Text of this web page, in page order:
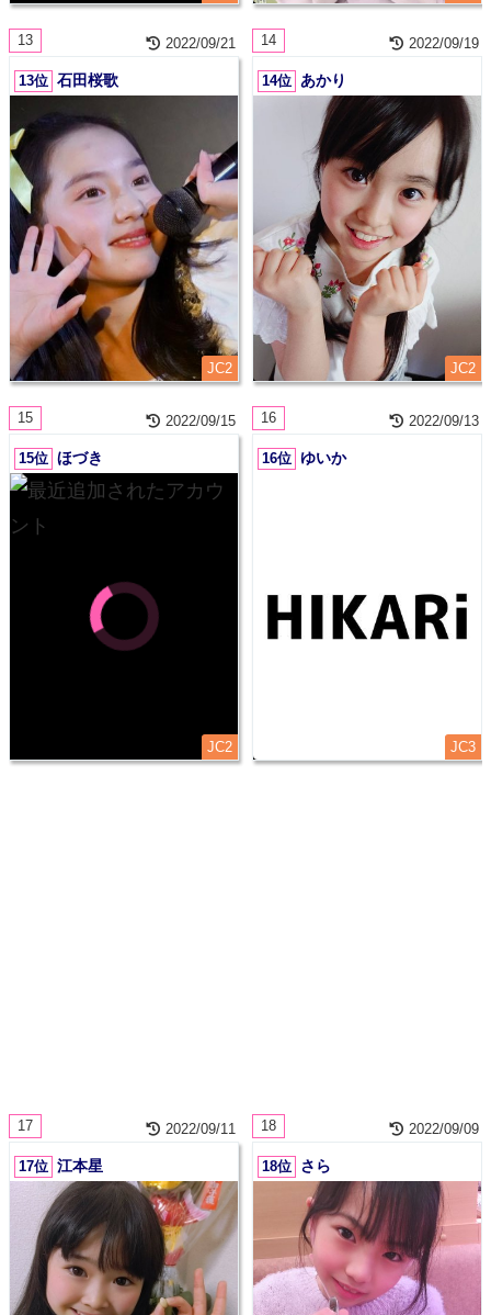
13 2022/09/21
13位 石田桜歌
JC2
14 2022/09/19
14位 あかり
JC2
15 2022/09/15
15位 ほづき
JC2
16 2022/09/13
16位 ゆいか
JC3
17 2022/09/11
17位 江本星
18 2022/09/09
18位 さら